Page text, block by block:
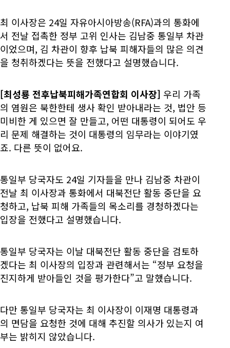
최 이사장은 24일 자유아시아방송(RFA)과의 통화에
서 전날 접촉한 정부 고위 인사는 김남중 통일부 차관
이었으며, 김 차관이 향후 납북 피해자들의 많은 의견
을 청취하겠다는 뜻을 전했다고 설명했습니다.
[최성룡 전후납북피해가족연합회 이사장] 우리 가족
의 염원은 북한한테 생사 확인 받아내라는 것, 법안 등
미비한 게 있으면 잘 만들고, 어떤 대통령이 되어도 우
리 문제 해결하는 것이 대통령의 임무라는 이야기였
죠. 다른 뜻이 없어요.
통일부 당국자도 24일 기자들을 만나 김남중 차관이
전날 최 이사장과 통화에서 대북전단 활동 중단을 요
청하고, 납북 피해 가족들의 목소리를 경청하겠다는
입장을 전했다고 설명했습니다.
통일부 당국자는 이날 대북전단 활동 중단을 검토하
겠다는 최 이사장의 입장과 관련해서는 “정부 요청을
진지하게 받아들인 것을 평가한다”고 말했습니다.
다만 통일부 당국자는 최 이사장이 이재명 대통령과
의 면담을 요청한 것에 대해 추진할 의사가 있는지 여
부는 밝히지 않았습니다.